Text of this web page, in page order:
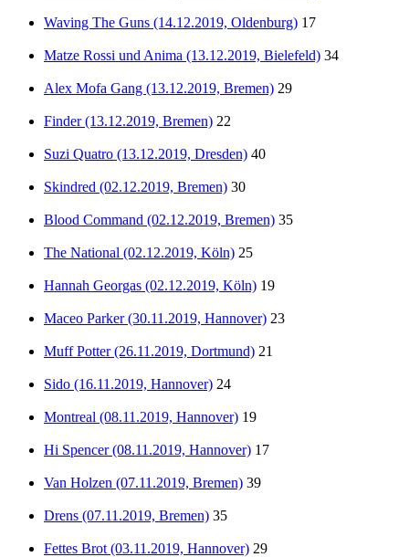
Waving The Guns (14.12.2019, Oldenburg) 17
Matze Rossi und Anima (13.12.2019, Bielefeld) 34
Alex Mofa Gang (13.12.2019, Bremen) 29
Finder (13.12.2019, Bremen) 22
Suzi Quatro (13.12.2019, Dresden) 40
Skindred (02.12.2019, Bremen) 30
Blood Command (02.12.2019, Bremen) 35
The National (02.12.2019, Köln) 25
Hannah Georgas (02.12.2019, Köln) 19
Maceo Parker (30.11.2019, Hannover) 23
Muff Potter (26.11.2019, Dortmund) 21
Sido (16.11.2019, Hannover) 24
Montreal (08.11.2019, Hannover) 19
Hi Spencer (08.11.2019, Hannover) 17
Van Holzen (07.11.2019, Bremen) 39
Drens (07.11.2019, Bremen) 35
Fettes Brot (03.11.2019, Hannover) 29